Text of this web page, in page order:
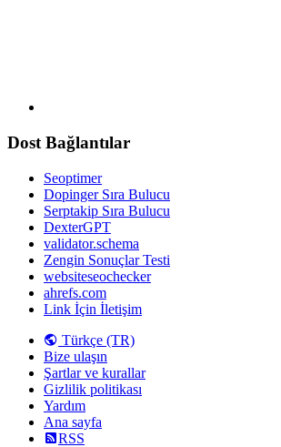
Dost Bağlantılar
Seoptimer
Dopinger Sıra Bulucu
Serptakip Sıra Bulucu
DexterGPT
validator.schema
Zengin Sonuçlar Testi
websiteseochecker
ahrefs.com
Link İçin İletişim
Türkçe (TR)
Bize ulaşın
Şartlar ve kurallar
Gizlilik politikası
Yardım
Ana sayfa
RSS